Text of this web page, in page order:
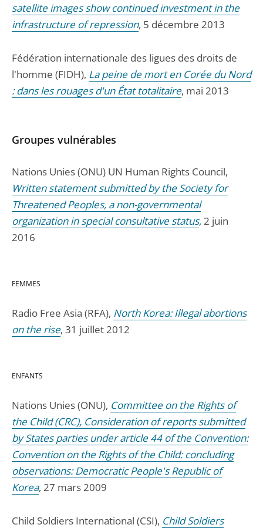
satellite images show continued investment in the
infrastructure of repression, 5 décembre 2013
Fédération internationale des ligues des droits de
l'homme (FIDH), La peine de mort en Corée du Nord
: dans les rouages d'un État totalitaire, mai 2013
Groupes vulnérables
Nations Unies (ONU) UN Human Rights Council,
Written statement submitted by the Society for
Threatened Peoples, a non-governmental
organization in special consultative status, 2 juin
2016
FEMMES
Radio Free Asia (RFA), North Korea: Illegal abortions
on the rise, 31 juillet 2012
ENFANTS
Nations Unies (ONU), Committee on the Rights of
the Child (CRC), Consideration of reports submitted
by States parties under article 44 of the Convention:
Convention on the Rights of the Child: concluding
observations: Democratic People's Republic of
Korea, 27 mars 2009
Child Soldiers International (CSI), Child Soldiers